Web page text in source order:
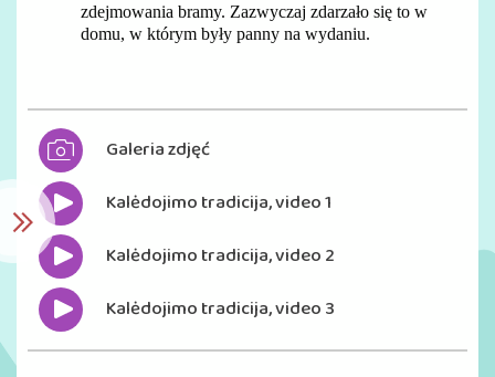
zdejmowania bramy. Zazwyczaj zdarzało się to w
domu, w którym były panny na wydaniu.
Galeria zdjęć
Kalėdojimo tradicija, video 1
Kalėdojimo tradicija, video 2
Kalėdojimo tradicija, video 3